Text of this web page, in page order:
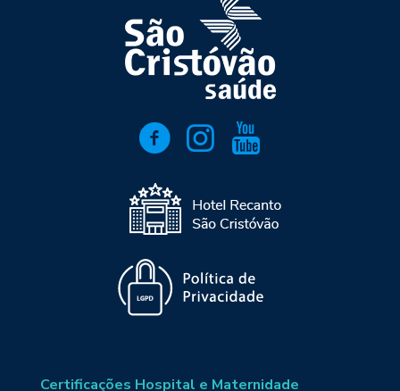
Certificações Hospital e Maternidade